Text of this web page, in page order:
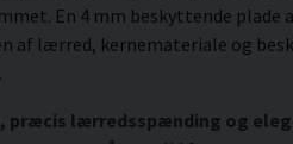
En 4 mm beskyttende
af lærred, kernemateriale og
præcis lærredsspænding og